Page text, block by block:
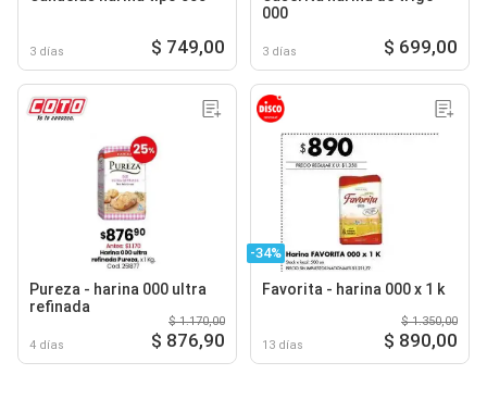
3 días $ 749,00
000
3 días $ 699,00
Pureza - harina 000 ultra
refinada
4 días
$ 1.170,00
$ 876,90
-34%
Favorita - harina 000 x 1 k
13 días
$ 1.350,00
$ 890,00